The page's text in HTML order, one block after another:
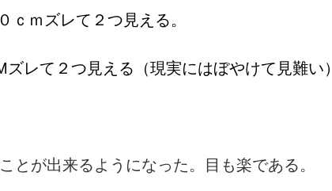
ｃｍズレて２つ見える。
レて２つ見える（現実にはぼやけて見難い）
とが出来るようになった。目も楽である。